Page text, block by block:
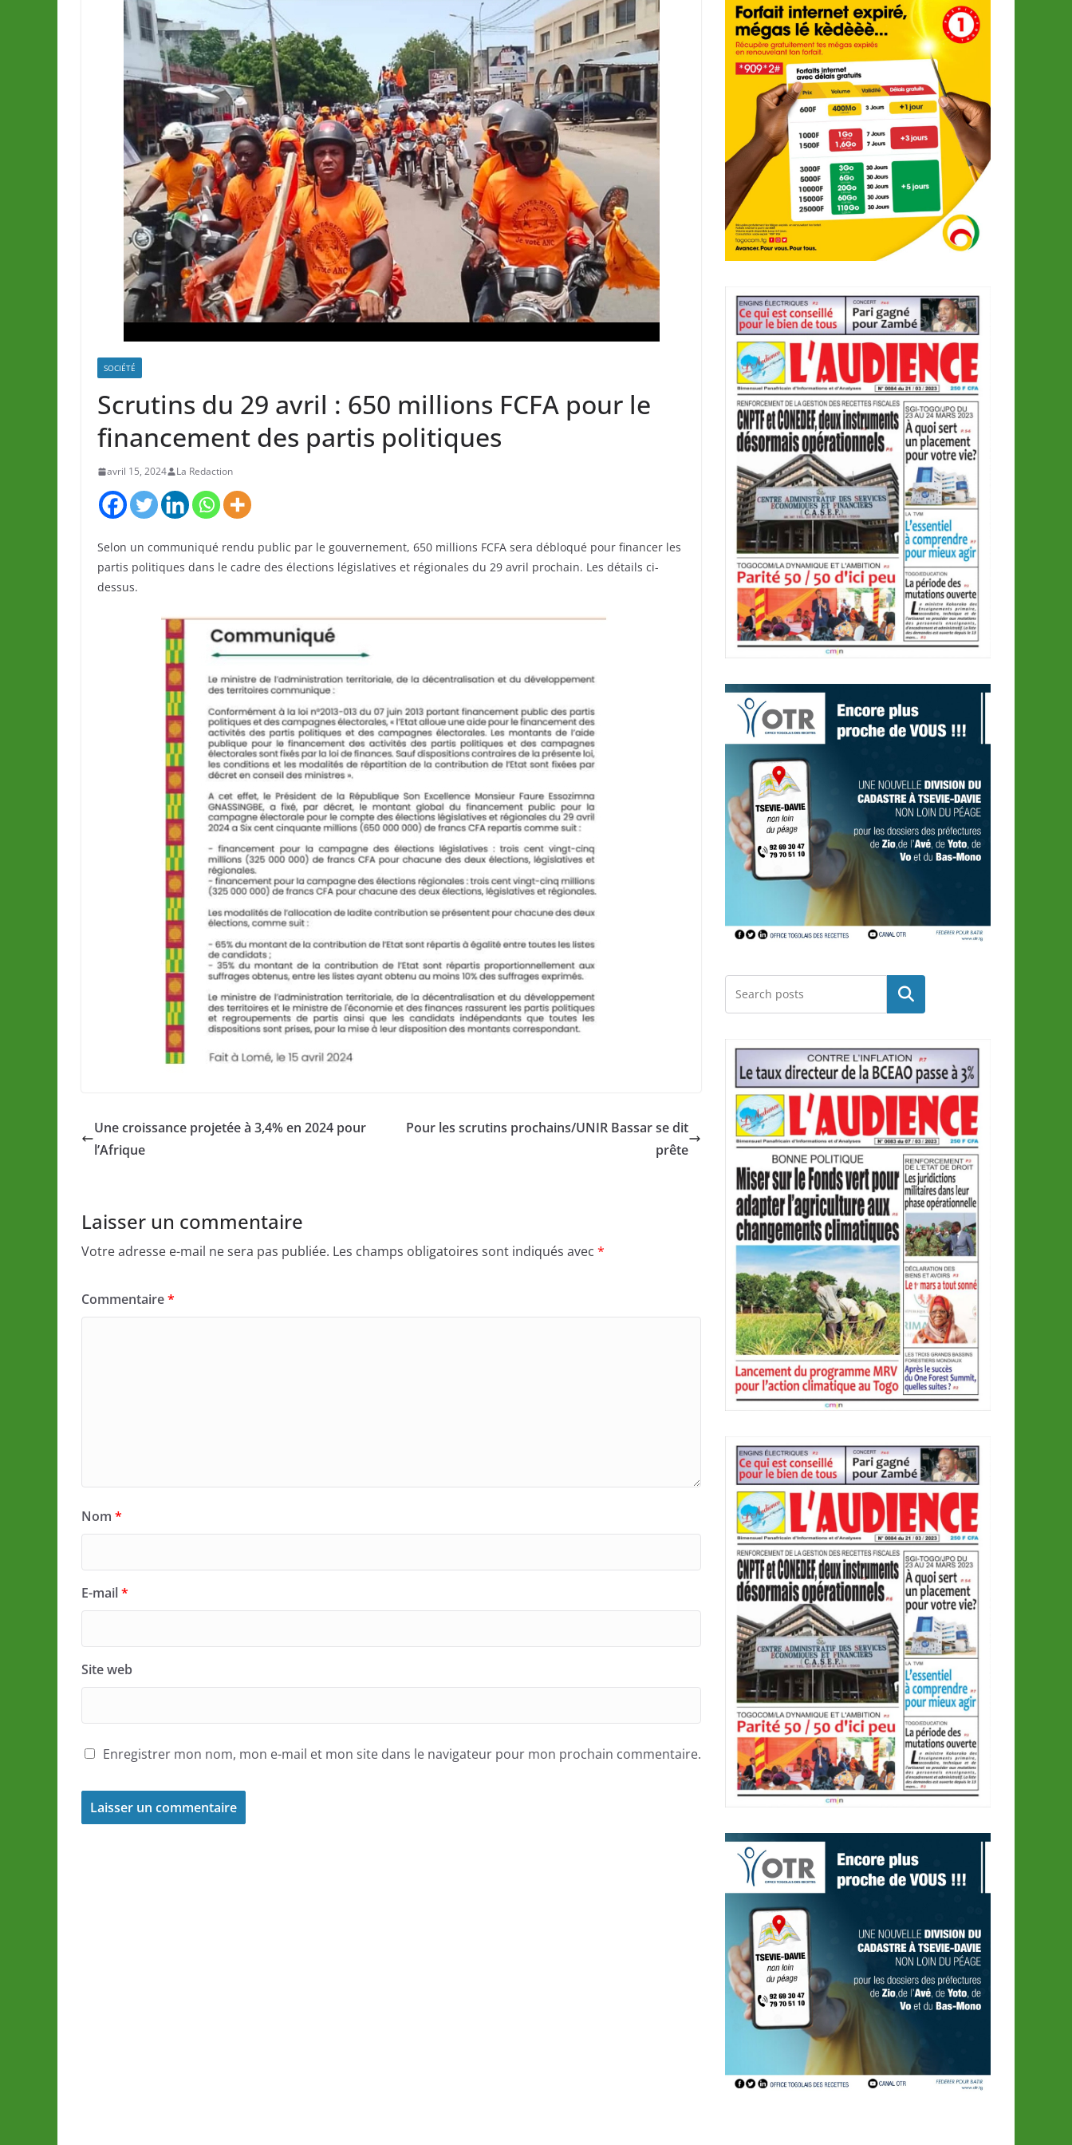
SOCIÉTÉ
Scrutins du 29 avril : 650 millions FCFA pour le
financement des partis politiques
avril 15, 2024 La Redaction
Selon un communiqué rendu public par le gouvernement, 650 millions FCFA sera débloqué pour financer les
partis politiques dans le cadre des élections législatives et régionales du 29 avril prochain. Les détails ci-
dessus.
Une croissance projetée à 3,4% en 2024 pour
l’Afrique
Pour les scrutins prochains/UNIR Bassar se dit
prête
Laisser un commentaire
Votre adresse e-mail ne sera pas publiée. Les champs obligatoires sont indiqués avec *
Commentaire*
Nom *
E-mail*
Site web
Enregistrer mon nom, mon e-mail et mon site dans le navigateur pour mon prochain commentaire.
Rechercher